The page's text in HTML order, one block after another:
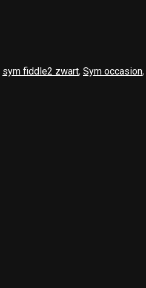
sym fiddle2 zwart, Sym occasion,